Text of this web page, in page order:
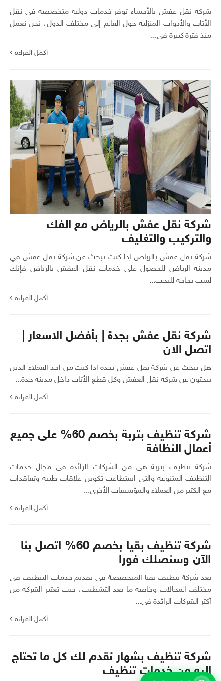
شركة نقل عفش بالأحساء توفر خدمات دولية متخصصة في نقل
الأثاث والأدوات المنزلية حول العالم إلى مختلف الدول، نحن نعمل
منذ فترة كبيرة في...
أكمل القراءة
شركة نقل عفش بالرياض مع الفك
والتركيب والتغليف
شركة نقل عفش بالرياض إذا كنت تبحث عن شركة نقل عفش في
مدينة الرياض للحصول على خدمات نقل العفش بالرياض فإنك
لست بحاجة للبحث...
أكمل القراءة
شركة نقل عفش بجدة | بأفضل الاسعار |
اتصل الان
هل تبحث عن شركة نقل عفش بجدة اذا كنت من احد العملاء الذين
يبحثون عن شركة نقل العفش وكل قطع الأثاث داخل مدينة جدة...
أكمل القراءة
شركة تنظيف بتربة بخصم 60% على جميع
أعمال النظافة
شركة تنظيف بتربة هي من الشركات الرائدة في مجال خدمات
التنظيف المتنوعة والتي استطاعت تكوين علاقات طيبة وتعاقدات
مع الكثير من العملاء والمؤسسات الأخرى...
أكمل القراءة
شركة تنظيف بقيا بخصم 60% اتصل بنا
الآن وسنصلك فورا
تعد شركة تنظيف بقيا المتخصصة في تقديم خدمات التنظيف في
مختلف المجالات وخاصة ما بعد التشطيب، حيث تعتبر الشركة من
أكثر الشركات الرائدة في...
أكمل القراءة
شركة تنظيف بشهار تقدم لك كل ما تحتاج
إليه من خدمات تنظيف